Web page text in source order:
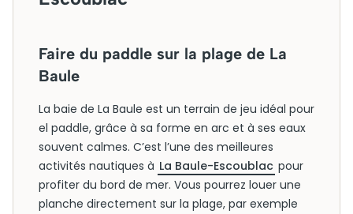
Faire du paddle sur la plage de La
Baule
La baie de La Baule est un terrain de jeu idéal pour
el paddle, grâce à sa forme en arc et à ses eaux
souvent calmes. C’est l’une des meilleures
activités nautiques à La Baule-Escoublac pour
profiter du bord de mer. Vous pourrez louer une
planche directement sur la plage, par exemple